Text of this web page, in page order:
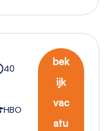
40
HBO
bek
ijk
vac
atu